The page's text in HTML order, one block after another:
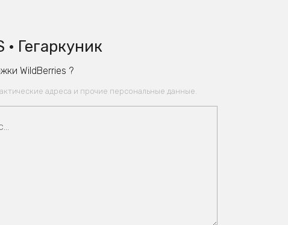
Гегаркуник
WildBerries ?
адреса и прочие персональные данные.